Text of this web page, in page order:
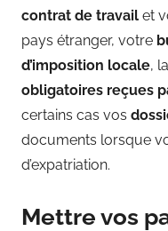
contrat de travail et
pays étranger, votre
d’imposition locale, la
obligatoires reçues
certains cas vos
documents lorsque
d’expatriation.
Mettre vos